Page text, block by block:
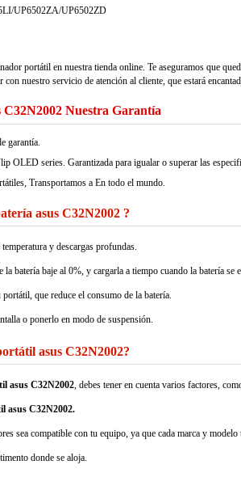
UP6502ZA/UP6502ZD
portátil en nuestra tienda online. Te aseguramos que
nuestro servicio de atención al cliente, que estará
Nuestra Garantía
garantía.
OLED series. Garantizada para igualar o superar las
Transportamos a En todo el mundo.
asus C32N2002 ?
y descargas profundas.
batería baje al 0%, y cargarla a tiempo cuando la batería se
que reduce el consumo de la batería.
o ponerlo en modo de suspensión.
asus C32N2002?
asus C32N2002, debes tener en cuenta varios factores,
asus C32N2002.
sea compatible con tu equipo, ya que cada marca y
donde se aloja.